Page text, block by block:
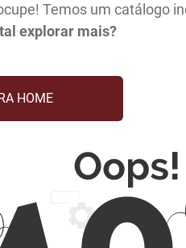
Temos um catálogo
explorar mais?
HOME